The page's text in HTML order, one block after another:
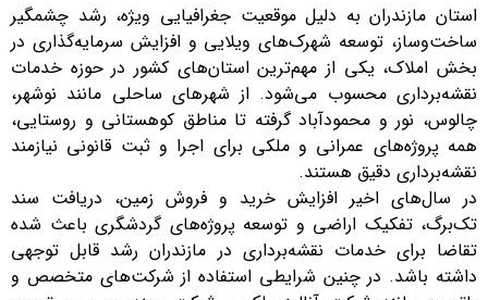
استان مازندران به دلیل موقعیت جغرافیایی ویژه، رشد چشمگیر
ساخت‌وساز، توسعه شهرک‌های ویلایی و افزایش سرمایه‌گذاری در
بخش املاک، یکی از مهم‌ترین استان‌های کشور در حوزه خدمات
نقشه‌برداری محسوب می‌شود. از شهرهای ساحلی مانند نوشهر،
چالوس، نور و محمودآباد گرفته تا مناطق کوهستانی و روستایی،
همه پروژه‌های عمرانی و ملکی برای اجرا و ثبت قانونی نیازمند
نقشه‌برداری دقیق هستند.
در سال‌های اخیر افزایش خرید و فروش زمین، دریافت سند
تک‌برگ، تفکیک اراضی و توسعه پروژه‌های گردشگری باعث شده
تقاضا برای خدمات نقشه‌برداری در مازندران رشد قابل توجهی
داشته باشد. در چنین شرایطی استفاده از شرکت‌های متخصص و